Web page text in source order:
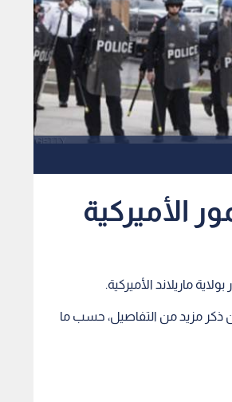
الأميركية
ذكر مزيد من التفاصيل، حسب ما